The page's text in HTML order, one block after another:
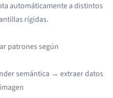
automáticamente a distintos
rígidas.
patrones según
semántica → extraer datos